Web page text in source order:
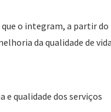
o integram, a partir do
da qualidade de vida
e qualidade dos serviços